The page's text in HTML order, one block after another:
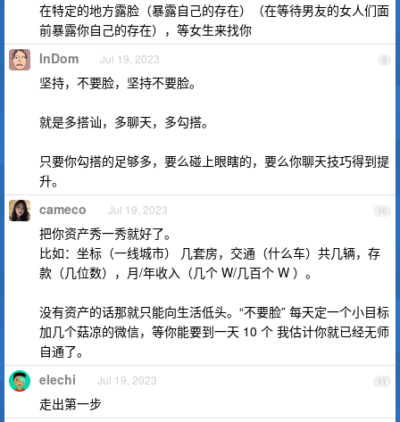
在特定的地方露脸（暴露自己的存在）（在等待男友的女人们面
前暴露你自己的存在），等女生来找你
9
InDom Jul 19, 2023
坚持，不要脸，坚持不要脸。
就是多搭讪，多聊天，多勾搭。
只要你勾搭的足够多，要么碰上眼瞎的，要么你聊天技巧得到提
升。
10
cameco Jul 19, 2023
把你资产秀一秀就好了。
比如：坐标（一线城市） 几套房，交通（什么车）共几辆，存
款（几位数），月/年收入（几个 W/几百个 W ）。
没有资产的话那就只能向生活低头。“不要脸” 每天定一个小目标
加几个菇凉的微信，等你能要到一天 10 个 我估计你就已经无师
自通了。
11
elechi Jul 19, 2023
走出第一步